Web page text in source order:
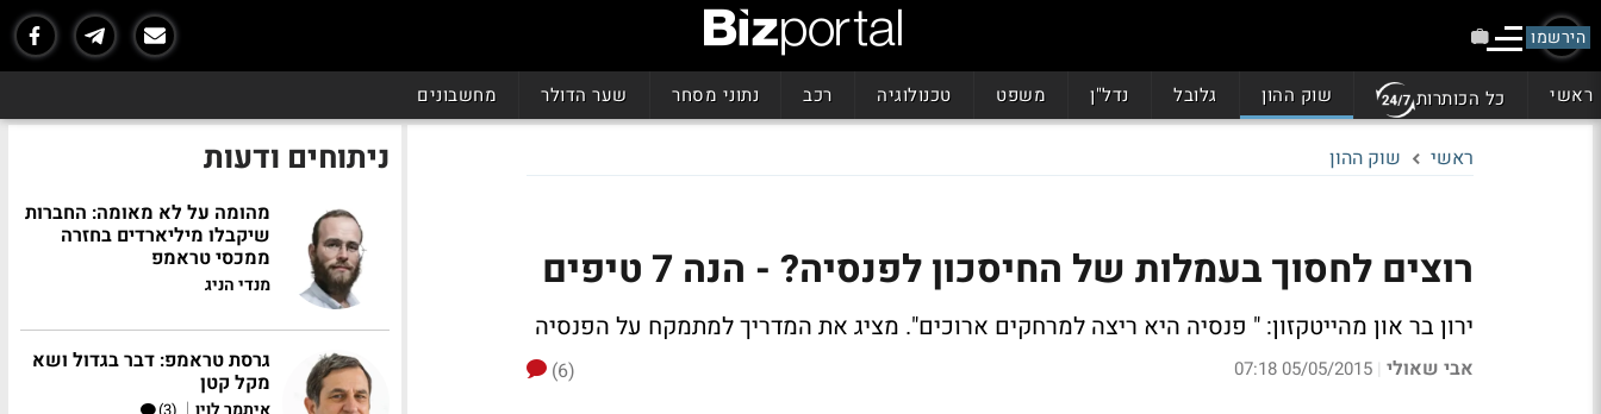
הירשמו
ראשי כל הכותרות שוק ההון גלובל נדל"ן משפט טכנולוגיה רכב נתוני מסחר שער הדולר מחשבונים
ראשי שוק ההון
רוצים לחסוך בעמלות של החיסכון לפנסיה? - הנה 7 טיפים
ירון בר און מהייטקזון: " פנסיה היא ריצה למרחקים ארוכים". מציג את המדריך למתמקח על הפנסיה
אבי שאולי |
05/05/2015 07:18
(6)
ניתוחים ודעות
מהומה על לא מאומה: החברות
שיקבלו מיליארדים בחזרה
ממכסי טראמפ
מנדי הניג
גרסת טראמפ: דבר בגדול ושא
מקל קטן